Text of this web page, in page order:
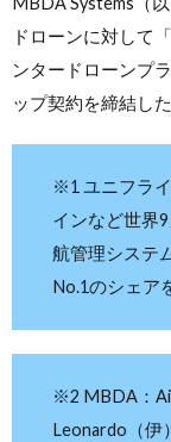
ドローンに対して
ンタードローンプ
ップ契約を締結し
※1 ユニフラ
インなど世界
航管理システ
No.1のシェア
※2 MBDA：
Leonardo（伊